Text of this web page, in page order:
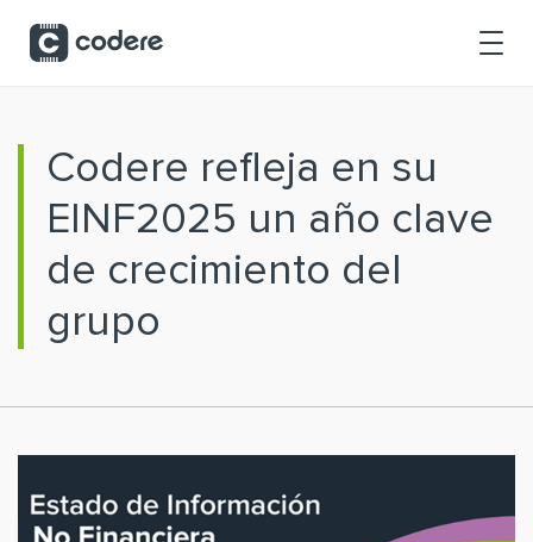
Codere refleja en su
EINF2025 un año clave
de crecimiento del
grupo